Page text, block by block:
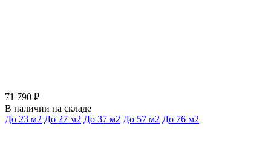
71 790 ₽
В наличии на складе
До 23 м2 До 27 м2 До 37 м2 До 57 м2 До 76 м2